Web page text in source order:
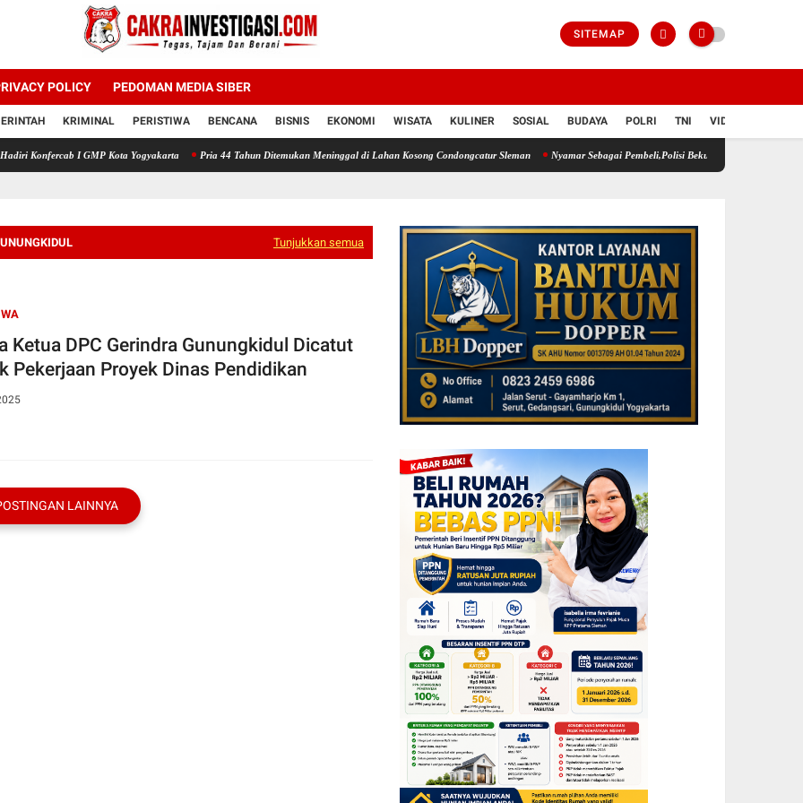
SITEMAP
POLICY PEDOMAN MEDIA SIBER
KRIMINAL PERISTIWA BENCANA BISNIS EKONOMI WISATA KULINER SOSIAL BUDAYA POLRI TNI VIDIO
I GMP Kota Yogyakarta Pria 44 Tahun Ditemukan Meninggal di Lahan Kosong Condongcatur Sleman Nyamar Sebagai Pembeli,Polisi Bekuk Pelaku Penipuan Sepeda Motor
Tunjukkan semua
Ketua DPC Gerindra Gunungkidul Dicatut
Pekerjaan Proyek Dinas Pendidikan
LAINNYA